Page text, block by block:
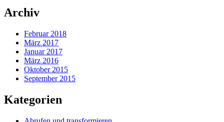
Archiv
Februar 2018
März 2017
Januar 2017
März 2016
Oktober 2015
September 2015
Kategorien